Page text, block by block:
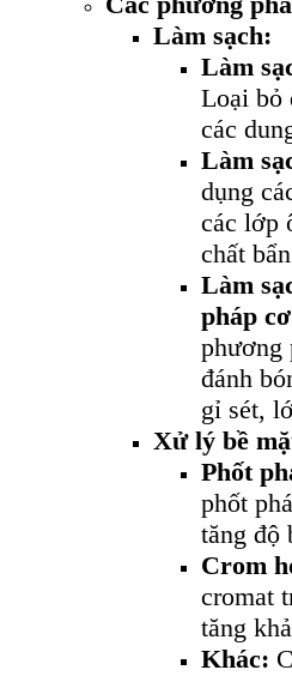
Làm sạch:
Làm
Loại bỏ
các
Làm
dụng
các lớp
chất
Làm
pháp
phương
đánh
gỉ sét,
Xử lý bề
Phốt
phốt
tăng độ
Crom
cromat
tăng
Khác: